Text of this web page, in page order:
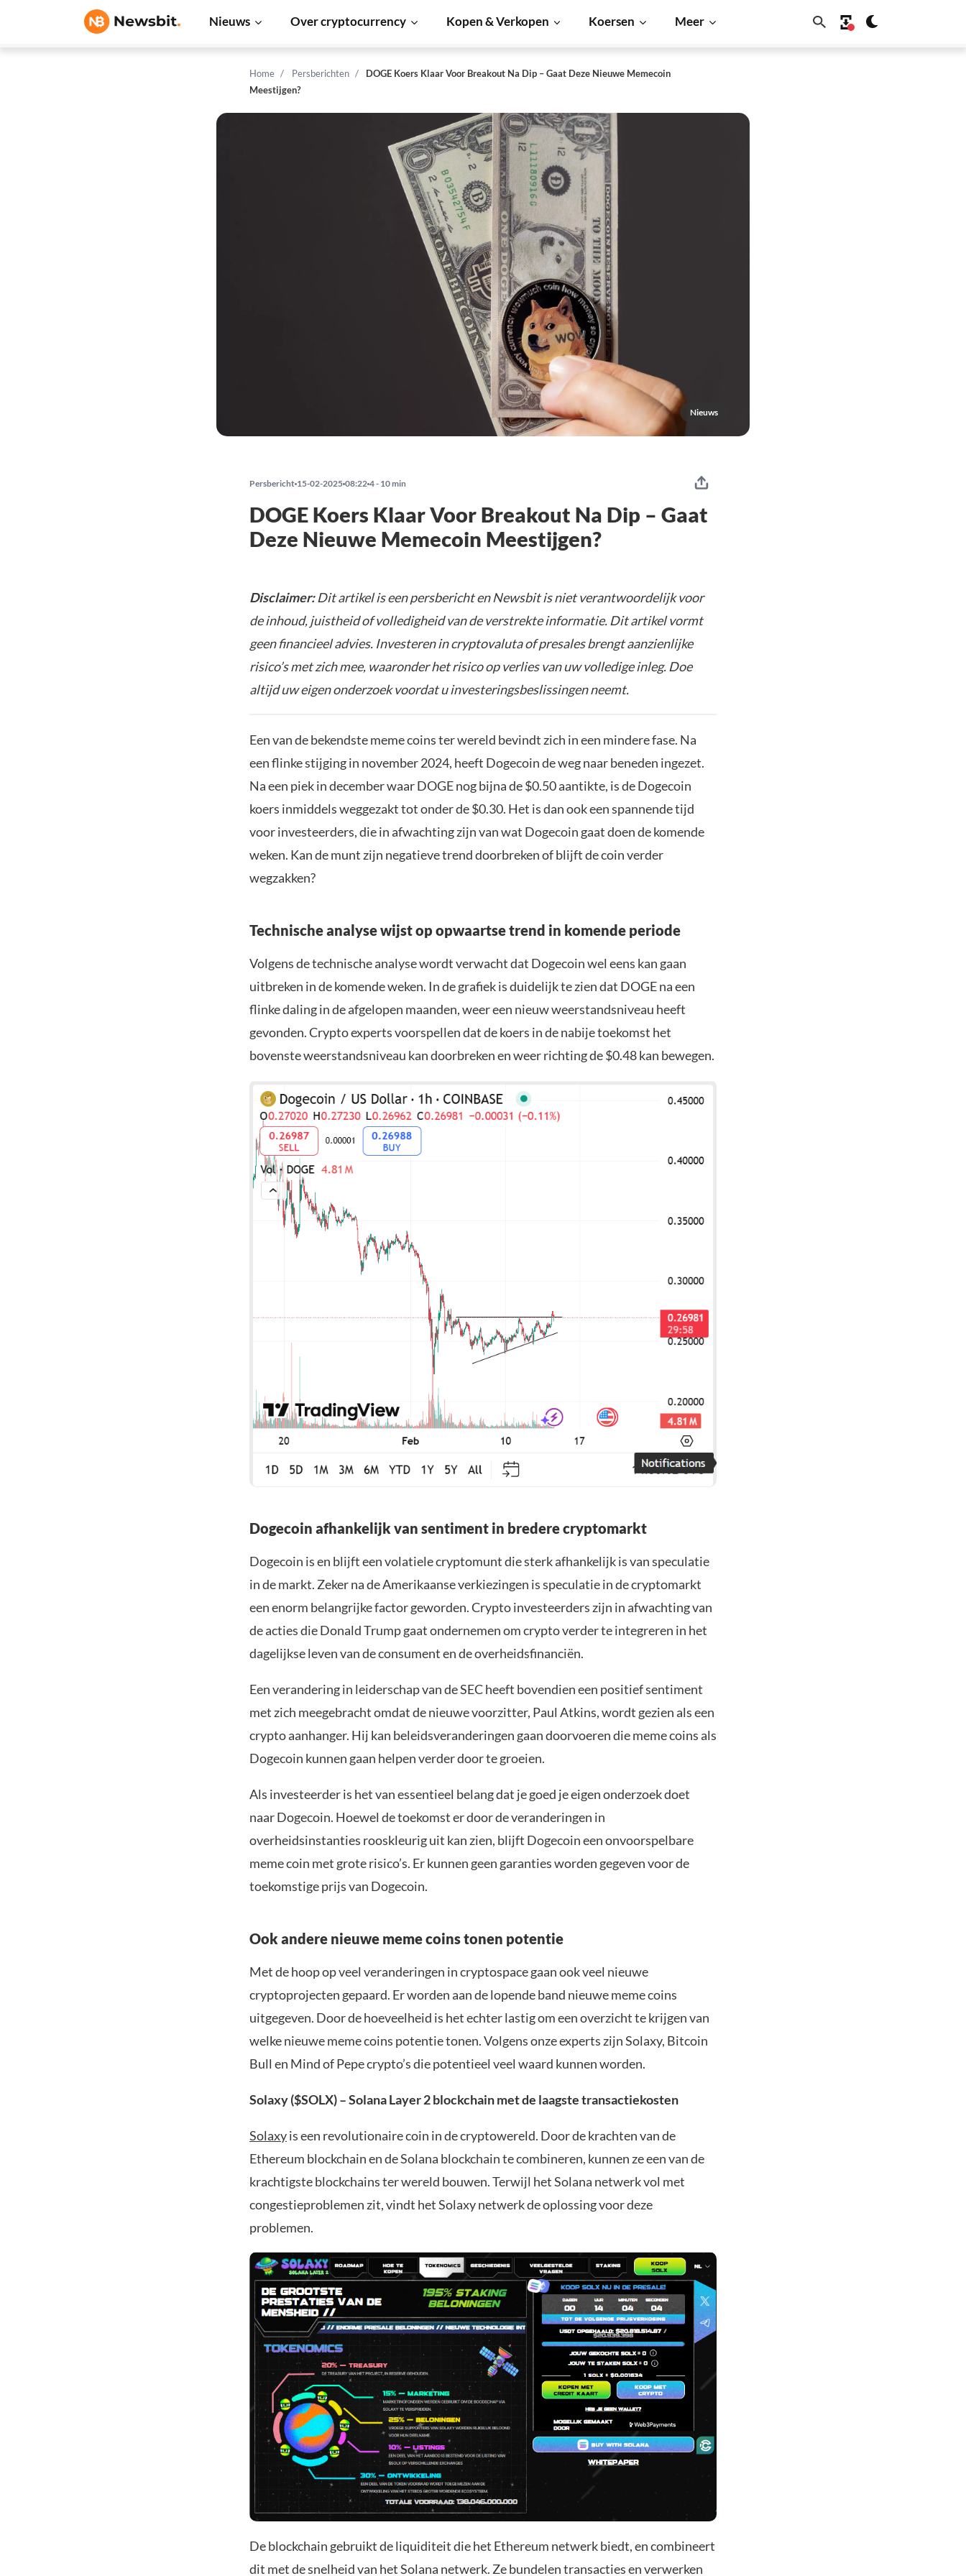
Nieuws Over cryptocurrency Kopen & Verkopen Koersen Meer
Home Persberichten
DOGE Koers Klaar Voor Breakout Na Dip – Gaat Deze Nieuwe Memecoin
Meestijgen?
Nieuws
Persbericht 15-02-2025 08:22 4 - 10 min
DOGE Koers Klaar Voor Breakout Na Dip – Gaat
Deze Nieuwe Memecoin Meestijgen?
Disclaimer:Dit artikel is een persbericht en Newsbit is niet verantwoordelijk voor
de inhoud, juistheid of volledigheid van de verstrekte informatie. Dit artikel vormt
geen financieel advies. Investeren in cryptovaluta of presales brengt aanzienlijke
risico’s met zich mee, waaronder het risico op verlies van uw volledige inleg. Doe
altijd uw eigen onderzoek voordat u investeringsbeslissingen neemt.
Een van de bekendste meme coins ter wereld bevindt zich in een mindere fase. Na
een flinke stijging in november 2024, heeft Dogecoin de weg naar beneden ingezet.
Na een piek in december waar DOGE nog bijna de $0.50 aantikte, is de Dogecoin
koers inmiddels weggezakt tot onder de $0.30. Het is dan ook een spannende tijd
voor investeerders, die in afwachting zijn van wat Dogecoin gaat doen de komende
weken. Kan de munt zijn negatieve trend doorbreken of blijft de coin verder
wegzakken?
Technische analyse wijst op opwaartse trend in komende periode
Volgens de technische analyse wordt verwacht dat Dogecoin wel eens kan gaan
uitbreken in de komende weken. In de grafiek is duidelijk te zien dat DOGE na een
flinke daling in de afgelopen maanden, weer een nieuw weerstandsniveau heeft
gevonden. Crypto experts voorspellen dat de koers in de nabije toekomst het
bovenste weerstandsniveau kan doorbreken en weer richting de $0.48 kan bewegen.
Dogecoin afhankelijk van sentiment in bredere cryptomarkt
Dogecoin is en blijft een volatiele cryptomunt die sterk afhankelijk is van speculatie
in de markt. Zeker na de Amerikaanse verkiezingen is speculatie in de cryptomarkt
een enorm belangrijke factor geworden. Crypto investeerders zijn in afwachting van
de acties die Donald Trump gaat ondernemen om crypto verder te integreren in het
dagelijkse leven van de consument en de overheidsfinanciën.
Een verandering in leiderschap van de SEC heeft bovendien een positief sentiment
met zich meegebracht omdat de nieuwe voorzitter, Paul Atkins, wordt gezien als een
crypto aanhanger. Hij kan beleidsveranderingen gaan doorvoeren die meme coins als
Dogecoin kunnen gaan helpen verder door te groeien.
Als investeerder is het van essentieel belang dat je goed je eigen onderzoek doet
naar Dogecoin. Hoewel de toekomst er door de veranderingen in
overheidsinstanties rooskleurig uit kan zien, blijft Dogecoin een onvoorspelbare
meme coin met grote risico’s. Er kunnen geen garanties worden gegeven voor de
toekomstige prijs van Dogecoin.
Ook andere nieuwe meme coins tonen potentie
Met de hoop op veel veranderingen in cryptospace gaan ook veel nieuwe
cryptoprojecten gepaard. Er worden aan de lopende band nieuwe meme coins
uitgegeven. Door de hoeveelheid is het echter lastig om een overzicht te krijgen van
welke nieuwe meme coins potentie tonen. Volgens onze experts zijn Solaxy, Bitcoin
Bull en Mind of Pepe crypto’s die potentieel veel waard kunnen worden.
Solaxy ($SOLX) – Solana Layer 2 blockchain met de laagste transactiekosten
Solaxyis een revolutionaire coin in de cryptowereld. Door de krachten van de
Ethereum blockchain en de Solana blockchain te combineren, kunnen ze een van de
krachtigste blockchains ter wereld bouwen. Terwijl het Solana netwerk vol met
congestieproblemen zit, vindt het Solaxy netwerk de oplossing voor deze
problemen.
De blockchain gebruikt de liquiditeit die het Ethereum netwerk biedt, en combineert
dit met de snelheid van het Solana netwerk. Ze bundelen transacties en verwerken